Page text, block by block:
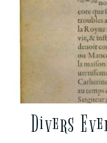
Divers